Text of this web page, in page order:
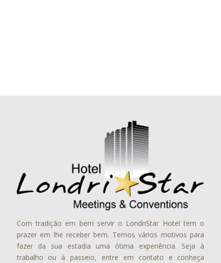
Com tradição em bem servir o LondriStar Hotel tem o
prazer em lhe receber bem. Temos vários motivos para
fazer da sua estadia uma ótima experiência. Seja à
trabalho ou à passeio, entre em contato e conheça